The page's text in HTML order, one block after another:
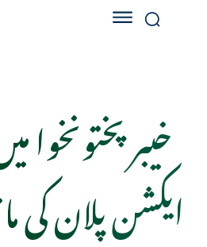
خیبرپختونخوا
ایکشن پلان کی